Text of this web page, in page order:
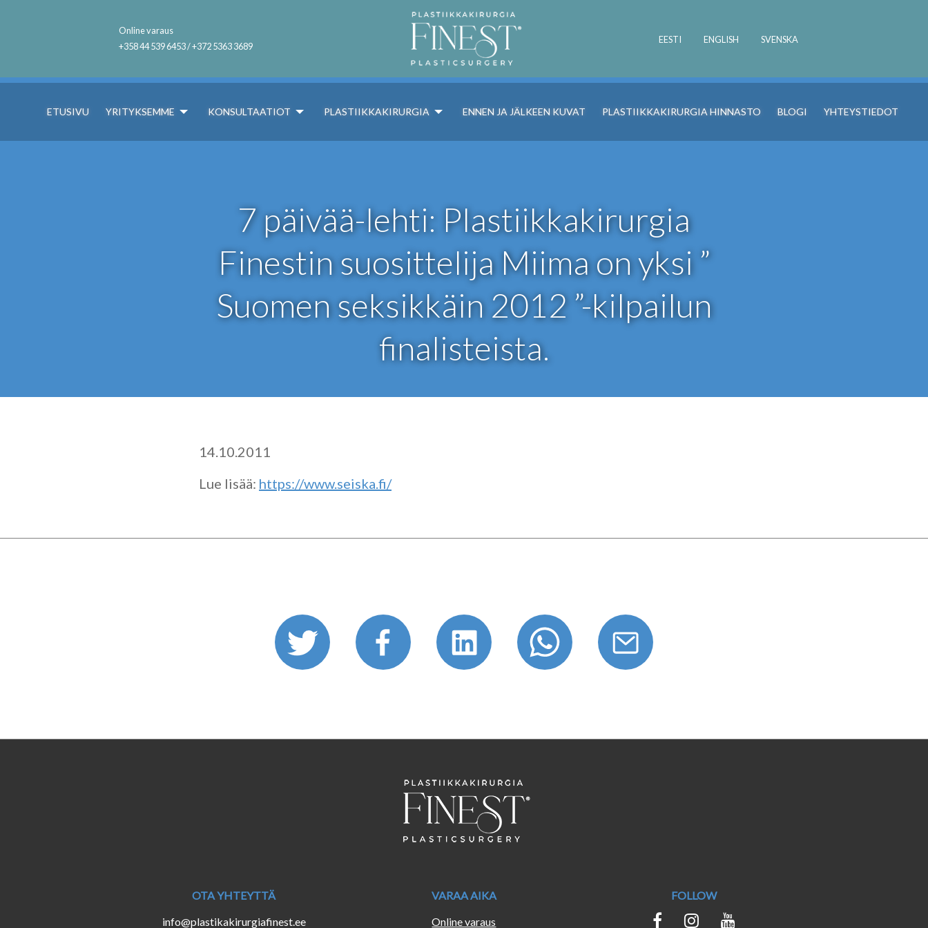
Online varaus
+358 44 539 6453 / +372 5363 3689
EESTI ENGLISH SVENSKA
ETUSIVU YRITYKSEMME KONSULTAATIOT PLASTIIKKAKIRURGIA ENNEN JA JÄLKEEN KUVAT PLASTIIKKAKIRURGIA HINNASTO BLOGI YHTEYSTIEDOT
7 päivää-lehti: Plastiikkakirurgia
Finestin suosittelija Miima on yksi ”
Suomen seksikkäin 2012 ”-kilpailun
finalisteista.
14.10.2011
Lue lisää: https://www.seiska.fi/
OTA YHTEYTTÄ
info@plastikakirurgiafinest.ee
VARAA AIKA
Online varaus
FOLLOW